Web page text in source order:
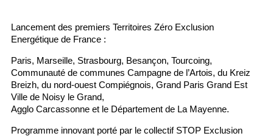
Lancement des premiers Territoires Zéro Exclusion
Energétique de France :
Paris, Marseille, Strasbourg, Besançon, Tourcoing,
Communauté de communes Campagne de l’Artois, du Kreiz
Breizh, du nord-ouest Compiégnois, Grand Paris Grand Est
Ville de Noisy le Grand,
Agglo Carcassonne et le Département de La Mayenne.
Programme innovant porté par le collectif STOP Exclusion